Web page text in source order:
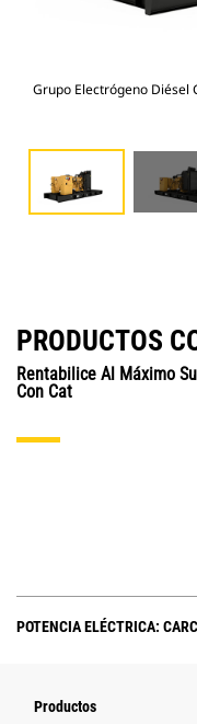
Grupo Electrógeno Diésel
PRODUCTOS
Rentabilice Al Máximo
Con Cat
POTENCIA ELÉCTRICA:
Productos